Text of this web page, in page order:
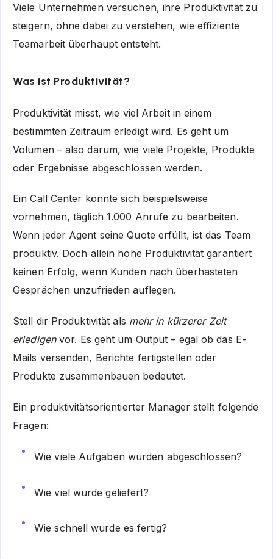
Viele Unternehmen versuchen, ihre Produktivität zu
steigern, ohne dabei zu verstehen, wie effiziente
Teamarbeit überhaupt entsteht.
Was ist Produktivität?
Produktivität misst, wie viel Arbeit in einem
bestimmten Zeitraum erledigt wird. Es geht um
Volumen – also darum, wie viele Projekte, Produkte
oder Ergebnisse abgeschlossen werden.
Ein Call Center könnte sich beispielsweise
vornehmen, täglich 1.000 Anrufe zu bearbeiten.
Wenn jeder Agent seine Quote erfüllt, ist das Team
produktiv. Doch allein hohe Produktivität garantiert
keinen Erfolg, wenn Kunden nach überhasteten
Gesprächen unzufrieden auflegen.
Stell dir Produktivität als mehr in kürzerer Zeit
erledigenvor. Es geht um Output – egal ob das E-
Mails versenden, Berichte fertigstellen oder
Produkte zusammenbauen bedeutet.
Ein produktivitätsorientierter Manager stellt folgende
Fragen:
Wie viele Aufgaben wurden abgeschlossen?
Wie viel wurde geliefert?
Wie schnell wurde es fertig?